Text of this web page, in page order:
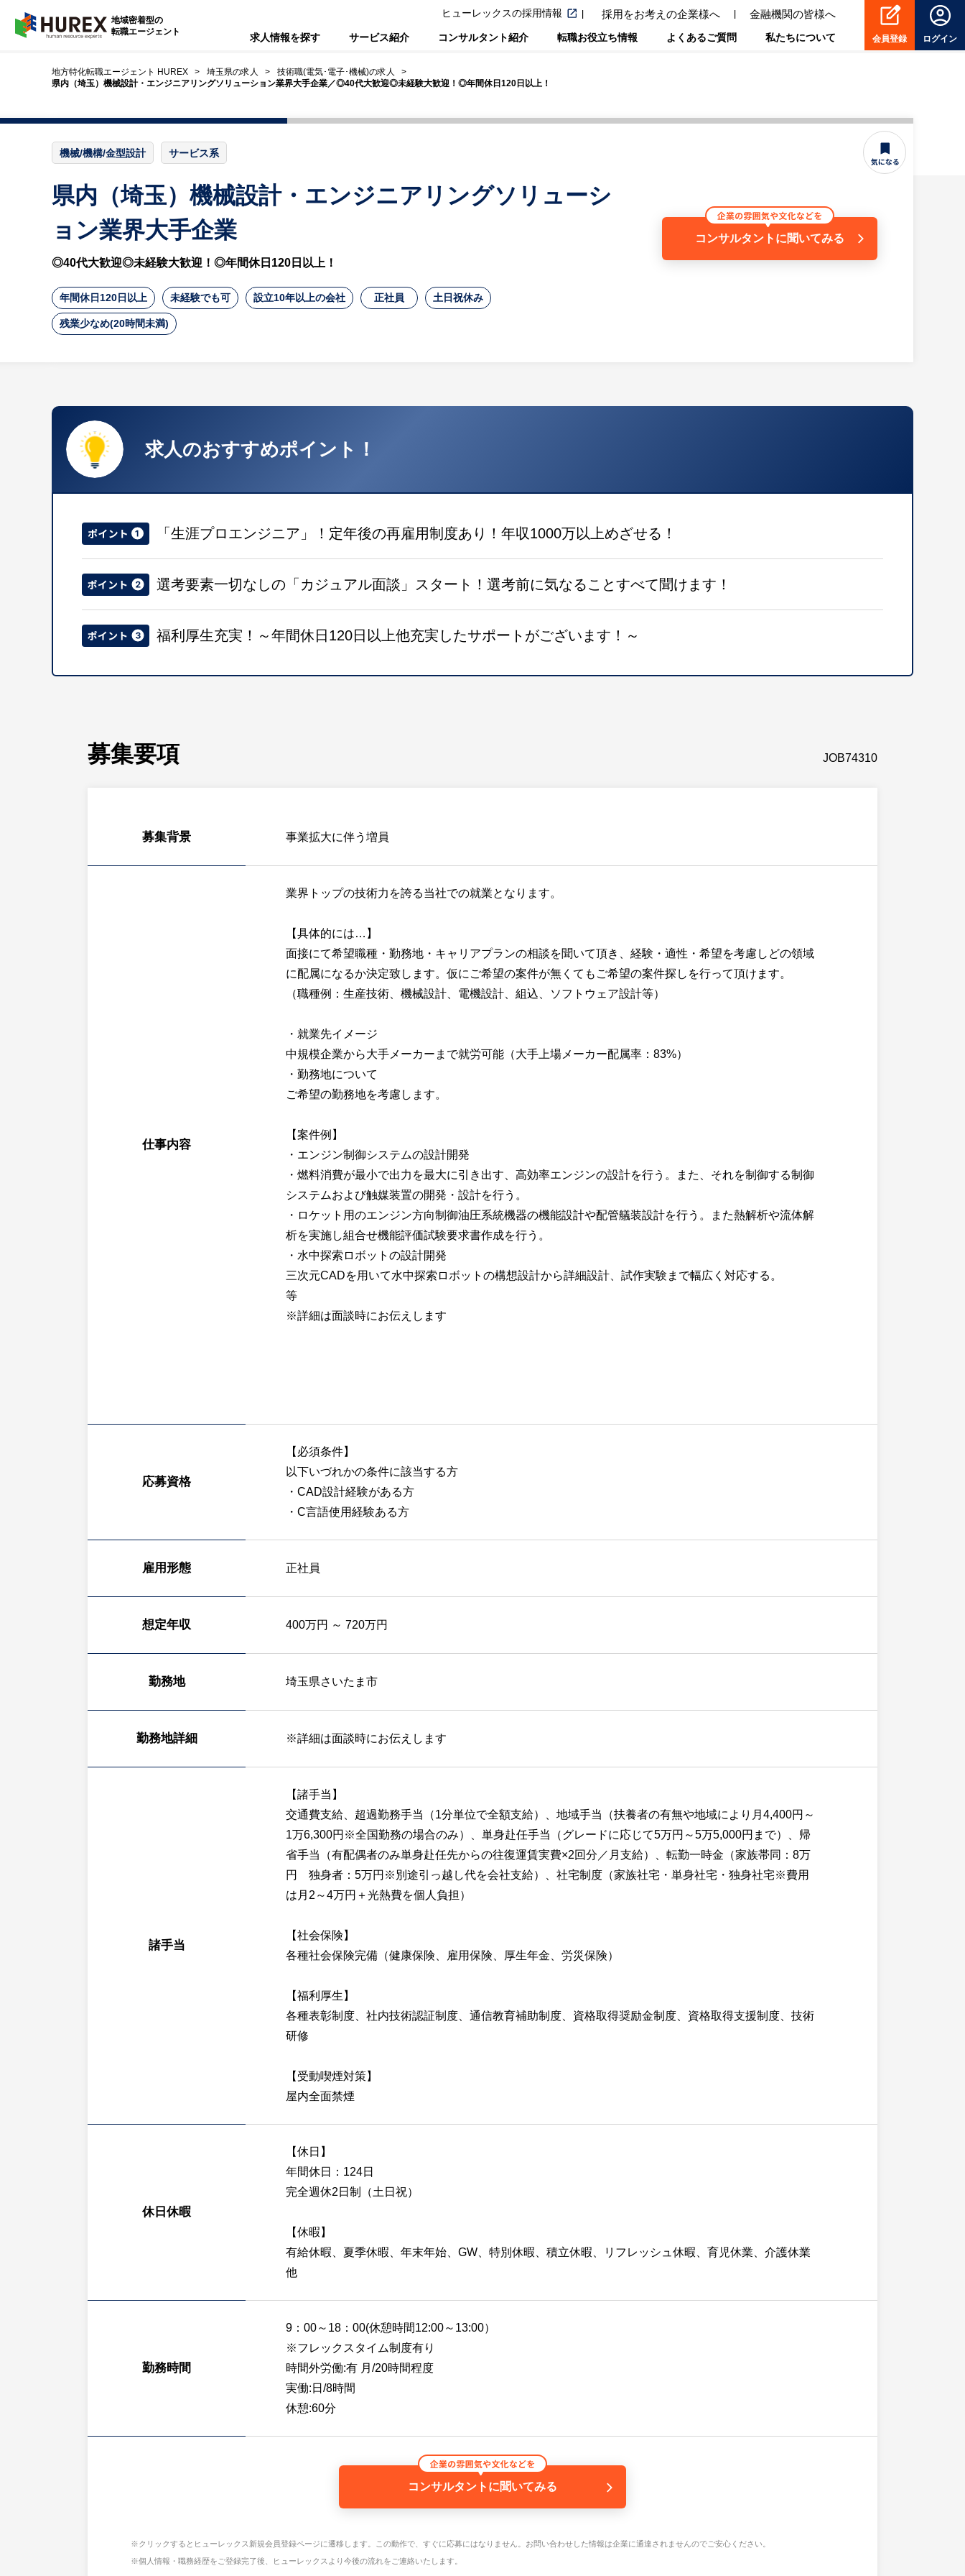
HUREX
地域密着型の
転職エージェント
ヒューレックスの採用情報 採用をお考えの企業様へ 金融機関の皆様へ
求人情報を探す サービス紹介 コンサルタント紹介 転職お役立ち情報 よくあるご質問 私たちについて 会員登録 ログイン
地方特化転職エージェント HUREX 埼玉県の求人
技術職(電気･電子･機械)の求人
県内（埼玉）機械設計・エンジニアリングソリューション業界大手企業／◎40代大歓迎◎未経験大歓迎！◎年間休日120日以上！
機械/機構/金型設計 サービス系
県内（埼玉）機械設計・エンジニアリングソリューシ
ョン業界大手企業
◎40代大歓迎◎未経験大歓迎！◎年間休日120日以上！
年間休日120日以上 未経験でも可 設立10年以上の会社 正社員 土日祝休み
残業少なめ(20時間未満)
コンサルタントに聞いてみる
求人のおすすめポイント！
「生涯プロエンジニア」！定年後の再雇用制度あり！年収1000万以上めざせる！
選考要素一切なしの「カジュアル面談」スタート！選考前に気なることすべて聞けます！
福利厚生充実！～年間休日120日以上他充実したサポートがございます！～
募集要項 JOB74310
募集背景 事業拡大に伴う増員
仕事内容
業界トップの技術力を誇る当社での就業となります。
【具体的には…】
面接にて希望職種・勤務地・キャリアプランの相談を聞いて頂き、経験・適性・希望を考慮しどの領域
に配属になるか決定致します。仮にご希望の案件が無くてもご希望の案件探しを行って頂けます。
（職種例：生産技術、機械設計、電機設計、組込、ソフトウェア設計等）
・就業先イメージ
中規模企業から大手メーカーまで就労可能（大手上場メーカー配属率：83%）
・勤務地について
ご希望の勤務地を考慮します。
【案件例】
・エンジン制御システムの設計開発
・燃料消費が最小で出力を最大に引き出す、高効率エンジンの設計を行う。また、それを制御する制御
システムおよび触媒装置の開発・設計を行う。
・ロケット用のエンジン方向制御油圧系統機器の機能設計や配管艤装設計を行う。また熱解析や流体解
析を実施し組合せ機能評価試験要求書作成を行う。
・水中探索ロボットの設計開発
三次元CADを用いて水中探索ロボットの構想設計から詳細設計、試作実験まで幅広く対応する。
等
※詳細は面談時にお伝えします
応募資格
【必須条件】
以下いづれかの条件に該当する方
・CAD設計経験がある方
・C言語使用経験ある方
雇用形態 正社員
想定年収 400万円 ～ 720万円
勤務地 埼玉県さいたま市
勤務地詳細 ※詳細は面談時にお伝えします
諸手当
【諸手当】
交通費支給、超過勤務手当（1分単位で全額支給）、地域手当（扶養者の有無や地域により月4,400円～
1万6,300円※全国勤務の場合のみ）、単身赴任手当（グレードに応じて5万円～5万5,000円まで）、帰
省手当（有配偶者のみ単身赴任先からの往復運賃実費×2回分／月支給）、転勤一時金（家族帯同：8万
円 独身者：5万円※別途引っ越し代を会社支給）、社宅制度（家族社宅・単身社宅・独身社宅※費用
は月2～4万円＋光熱費を個人負担）
【社会保険】
各種社会保険完備（健康保険、雇用保険、厚生年金、労災保険）
【福利厚生】
各種表彰制度、社内技術認証制度、通信教育補助制度、資格取得奨励金制度、資格取得支援制度、技術
研修
【受動喫煙対策】
屋内全面禁煙
休日休暇
【休日】
年間休日：124日
完全週休2日制（土日祝）
【休暇】
有給休暇、夏季休暇、年末年始、GW、特別休暇、積立休暇、リフレッシュ休暇、育児休業、介護休業
他
勤務時間
9：00～18：00(休憩時間12:00～13:00）
※フレックスタイム制度有り
時間外労働:有 月/20時間程度
実働:日/8時間
休憩:60分
コンサルタントに聞いてみる
※クリックするとヒューレックス新規会員登録ページに遷移します。この動作で、すぐに応募にはなりません。お問い合わせした情報は企業に通達されませんのでご安心ください。
※個人情報・職務経歴をご登録完了後、ヒューレックスより今後の流れをご連絡いたします。